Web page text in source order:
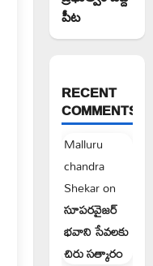
పీట
RECENT
COMMENTS
Malluru
chandra
Shekaron
సూపరవైజర్
భవాని సేవలకు
చిరు సత్కారం